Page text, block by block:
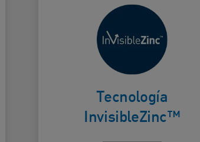
Tecnología
InvisibleZinc™
microfino
que se
esparce
fácilmente, se
seca con un